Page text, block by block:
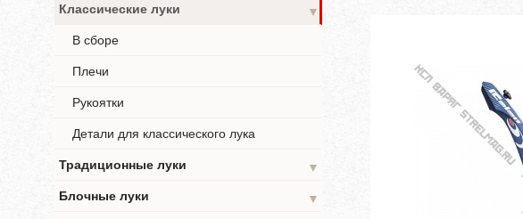
Классические луки
▼
В сборе
Плечи
Рукоятки
Детали для классического лука
Традиционные луки
▼
Блочные луки
▼